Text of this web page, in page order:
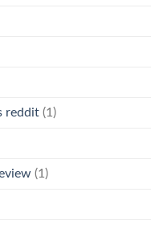
reddit (1)
(1)